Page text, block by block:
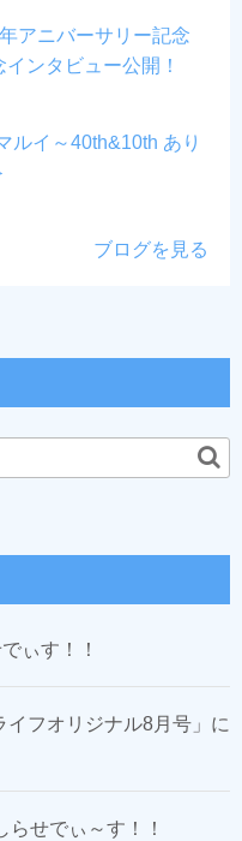
アニバーサリー記念
ンタビュー公開！
ルイ～40th&10th あり
ブログを見る
ぃす！！
フオリジナル8月号」に
せでぃ～す！！